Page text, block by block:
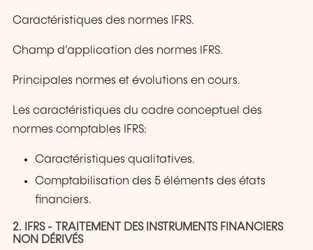
Caractéristiques des normes IFRS.
Champ d’application des normes IFRS.
Principales normes et évolutions en cours.
Les caractéristiques du cadre conceptuel des
normes comptables IFRS:
Caractéristiques qualitatives.
Comptabilisation des 5 éléments des états
financiers.
2. IFRS - TRAITEMENT DES INSTRUMENTS FINANCIERS
NON DÉRIVÉS